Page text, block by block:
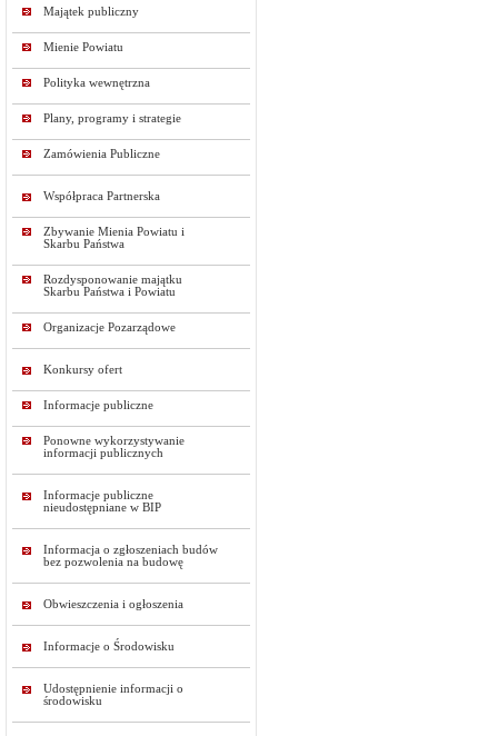
Majątek publiczny
Mienie Powiatu
Polityka wewnętrzna
Plany, programy i strategie
Zamówienia Publiczne
Współpraca Partnerska
Zbywanie Mienia Powiatu i
Skarbu Państwa
Rozdysponowanie majątku
Skarbu Państwa i Powiatu
Organizacje Pozarządowe
Konkursy ofert
Informacje publiczne
Ponowne wykorzystywanie
informacji publicznych
Informacje publiczne
nieudostępniane w BIP
Informacja o zgłoszeniach budów
bez pozwolenia na budowę
Obwieszczenia i ogłoszenia
Informacje o Środowisku
Udostępnienie informacji o
środowisku